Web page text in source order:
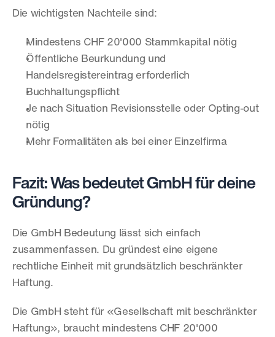
Die wichtigsten Nachteile sind:
Mindestens CHF 20'000 Stammkapital nötig
Öffentliche Beurkundung und
Handelsregistereintrag erforderlich
Buchhaltungspflicht
Je nach Situation Revisionsstelle oder Opting-out
nötig
Mehr Formalitäten als bei einer Einzelfirma
Fazit: Was bedeutet GmbH für deine
Gründung?
Die GmbH Bedeutung lässt sich einfach
zusammenfassen. Du gründest eine eigene
rechtliche Einheit mit grundsätzlich beschränkter
Haftung.
Die GmbH steht für «Gesellschaft mit beschränkter
Haftung», braucht mindestens CHF 20'000